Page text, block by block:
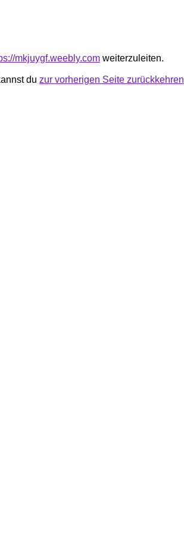
mkjuygf.weebly.com weiterzuleiten.
du zur vorherigen Seite zurückkehren